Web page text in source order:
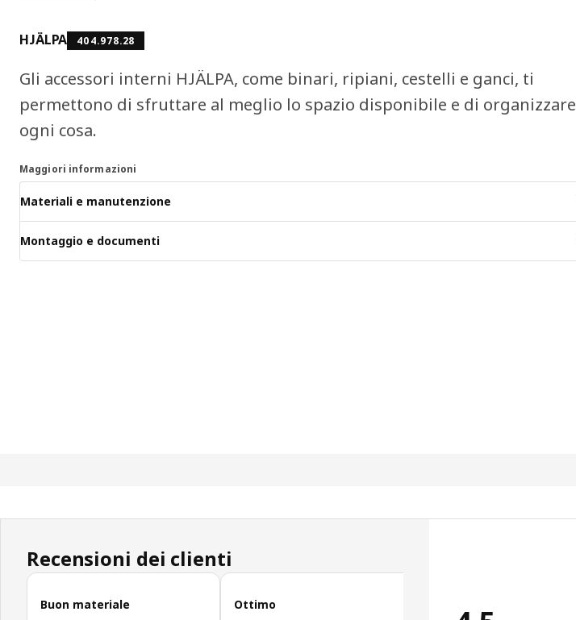
HJÄLPA 404.978.28
Gli accessori interni HJÄLPA, come binari, ripiani, cestelli e ganci, ti
permettono di sfruttare al meglio lo spazio disponibile e di organizzare
ogni cosa.
Maggiori informazioni
Materiali e manutenzione
Montaggio e documenti
Recensioni dei clienti
Salta le recensioni
Buon materiale
Ottimo